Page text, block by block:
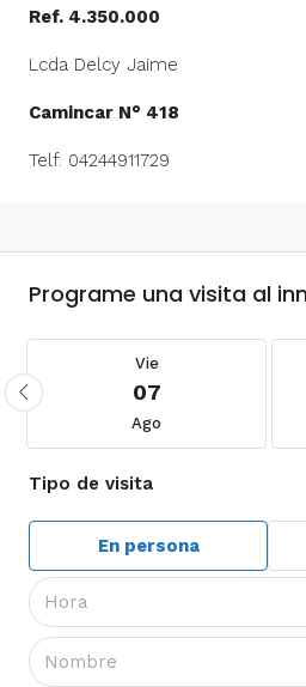
Ref. 4.350.000
Lcda Delcy Jaime
Camincar N° 418
Telf. 04244911729
Programe una visita al
Vie
07
Ago
Tipo de visita
En persona
Hora